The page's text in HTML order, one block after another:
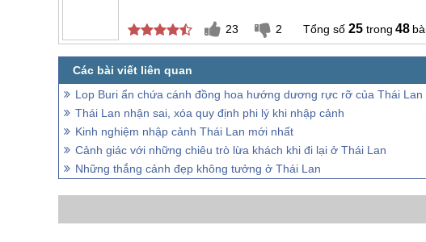
23 2 25 48
Lop Buri ẩn chứa cánh đồng hoa hướng dương rực rỡ của Thái Lan
Thái Lan nhận sai, xóa quy định phi lý khi nhập cảnh
Kinh nghiệm nhập cảnh Thái Lan mới nhất
Cảnh giác với những chiêu trò lừa khách khi đi lại ở Thái Lan
Những thắng cảnh đẹp không tưởng ở Thái Lan